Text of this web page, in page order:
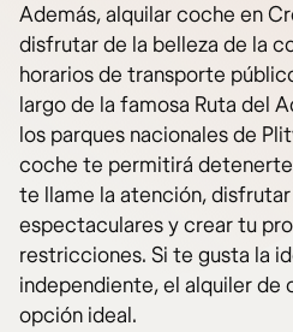
Además, alquilar coche en
disfrutar de la belleza de la
horarios de transporte
largo de la famosa Ruta del
los parques nacionales de
coche te permitirá
te llame la atención,
espectaculares y crear tu
restricciones. Si te gusta la
independiente, el alquiler de
opción ideal.